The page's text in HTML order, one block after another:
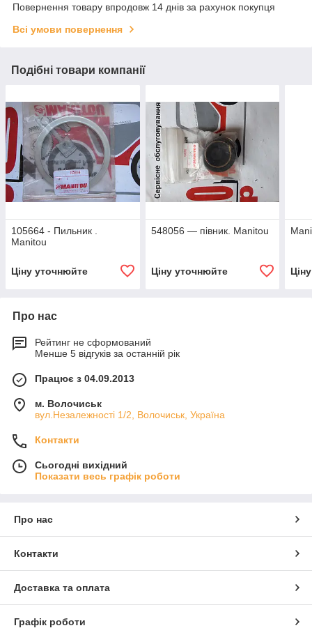
Повернення товару впродовж 14 днів за рахунок покупця
Всі умови повернення
Подібні товари компанії
105664 - Пильник .
Manitou
Ціну уточнюйте
548056 — півник. Manitou
Ціну уточнюйте
Про нас
Рейтинг не сформований
Менше 5 відгуків за останній рік
Працює з 04.09.2013
м. Волочиськ
вул.Незалежності 1/2, Волочиськ, Україна
Контакти
Сьогодні вихідний
Показати весь графік роботи
Про нас
Контакти
Доставка та оплата
Графік роботи